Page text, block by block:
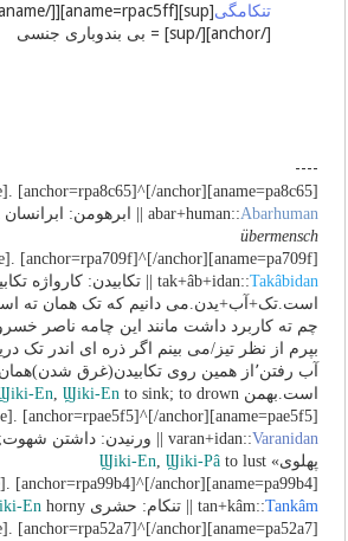
تنکامگی
[/anchor][/sup] = بی بندوباری جنسی
----
aname]. [anchor=rpa8c65]^[/anchor]
abar+human::Abarhuman || ابرهومن: ابرانسان
übermensch
aname]. [anchor=rpa709f]^[/anchor]
tak+âb+idan::Takâbidan
|| تکابیدن: کارواژه
است.تک‌‌+آب+یدن.می دانیم که تک همان ته
چم ته کاربرد داشت مانند این چامه ناصر
بپرم از نظر تیز/می بینم اگر ذره ای اندر
آب رفتن٬از همین روی تکابیدن(غرق
است.بهمن
En, Ϣiki-Ento sink; to drown
aname]. [anchor=rpae5f5]^[/anchor]
varan+idan::Varanidan
|| ورنیدن: داشتن
پهلوی»
Ϣiki-En, Ϣiki-Pâto lust
aname]. [anchor=rpa99b4]^[/anchor]
tan+kâm::Tankâm || تنکام: حشری Enhorny
aname]. [anchor=rpa52a7]^[/anchor]